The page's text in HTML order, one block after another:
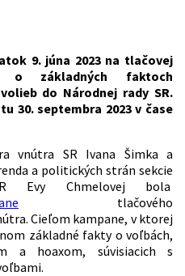
9. júna 2023 na tlačovej
o základných faktoch
do Národnej rady SR.
30. septembra 2023 v čase
vnútra SR Ivana Šimka a
a politických strán sekcie
Evy Chmelovej bola
tlačového
Cieľom kampane, v ktorej
základné fakty o voľbách,
a hoaxom, súvisiacich s